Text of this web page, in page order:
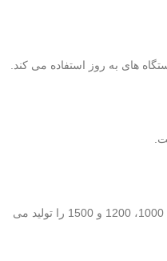
این برند یکی از بهترین برندهای فرش ماشینی است که در سال 1392 فعالیت خود را شروع کرده است و انواع فرش های 700، 1000، 1200 و 1500 را تولید می